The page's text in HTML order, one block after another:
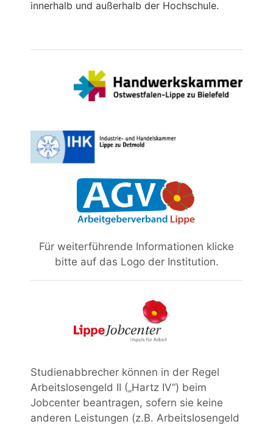
innerhalb und außerhalb der Hochschule.
Für weiterführende Informationen klicke
bitte auf das Logo der Institution.
Studienabbrecher können in der Regel
Arbeitslosengeld II („Hartz IV“) beim
Jobcenter beantragen, sofern sie keine
anderen Leistungen (z.B. Arbeitslosengeld